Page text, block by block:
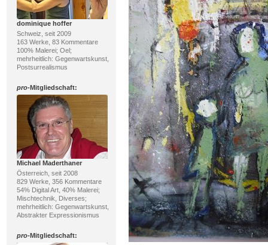
dominique hoffer
Schweiz, seit 2009
163 Werke, 83 Kommentare
100% Malerei; Oel;
mehrheitlich: Gegenwartskunst,
Postsurrealismus
pro-Mitgliedschaft:
Michael Maderthaner
Österreich, seit 2008
829 Werke, 356 Kommentare
54% Digital Art, 40% Malerei;
Mischtechnik, Diverses;
mehrheitlich: Gegenwartskunst,
Abstrakter Expressionismus
pro-Mitgliedschaft: